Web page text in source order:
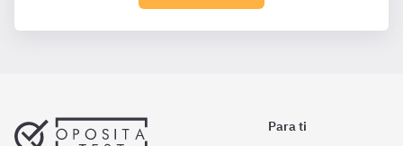
Para ti